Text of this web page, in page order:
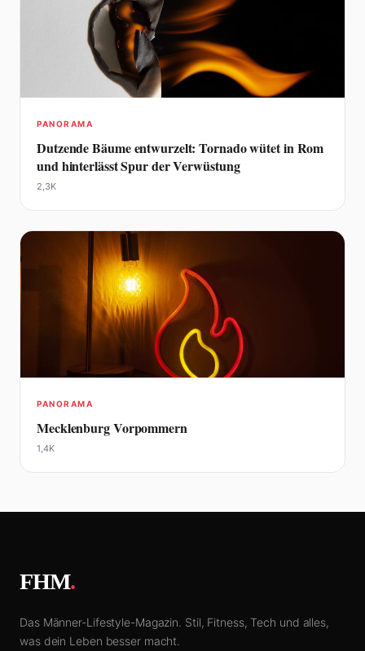
PANORAMA
Dutzende Bäume entwurzelt: Tornado wütet in Rom
und hinterlässt Spur der Verwüstung
2,3K
PANORAMA
Mecklenburg Vorpommern
1,4K
FHM.
Das Männer-Lifestyle-Magazin. Stil, Fitness, Tech und alles,
was dein Leben besser macht.